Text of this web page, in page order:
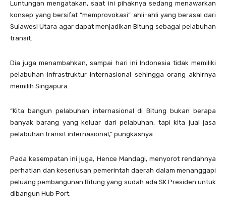
Luntungan mengatakan, saat ini pihaknya sedang menawarkan
konsep yang bersifat “memprovokasi” ahli-ahli yang berasal dari
Sulawesi Utara agar dapat menjadikan Bitung sebagai pelabuhan
transit.
Dia juga menambahkan, sampai hari ini Indonesia tidak memiliki
pelabuhan infrastruktur internasional sehingga orang akhirnya
memilih Singapura.
“Kita bangun pelabuhan internasional di Bitung bukan berapa
banyak barang yang keluar dari pelabuhan, tapi kita jual jasa
pelabuhan transit internasional,” pungkasnya.
Pada kesempatan ini juga, Hence Mandagi, menyorot rendahnya
perhatian dan keseriusan pemerintah daerah dalam menanggapi
peluang pembangunan Bitung yang sudah ada SK Presiden untuk
dibangun Hub Port.